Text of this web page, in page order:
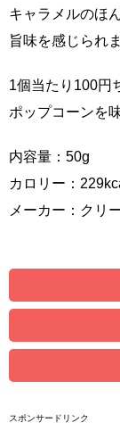
キャラメルのほ
旨味を感じられ
1個当たり100円
ポップコーンを
内容量：50g
カロリー：
メーカー：クリ
スポンサードリンク